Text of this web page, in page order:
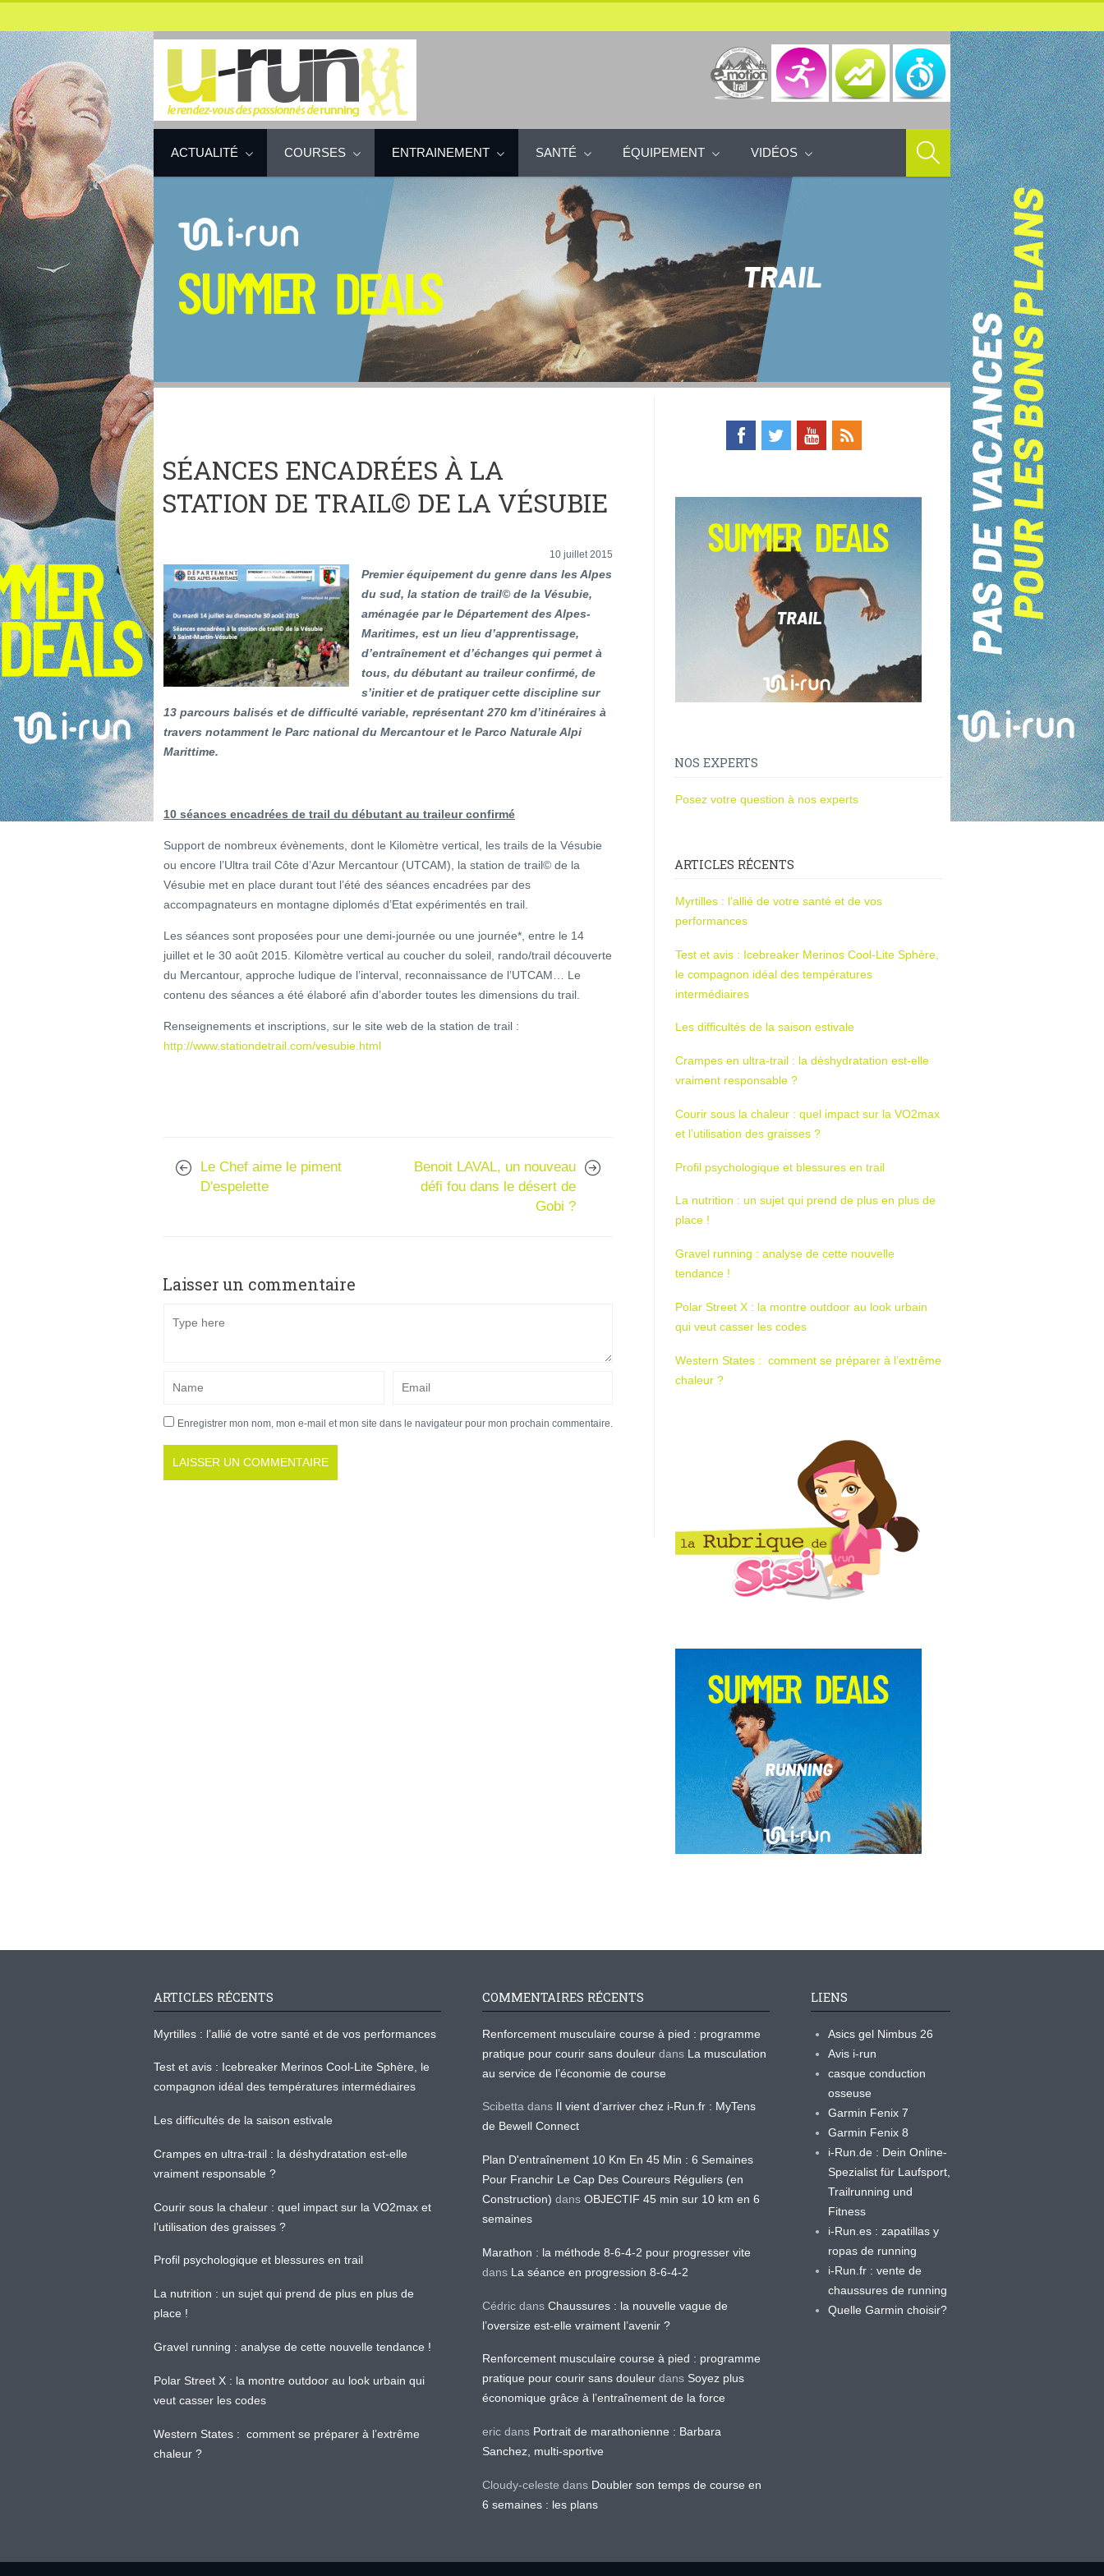
ACTUALITÉ COURSES ENTRAINEMENT SANTÉ ÉQUIPEMENT VIDÉOS
SÉANCES ENCADRÉES À LA
STATION DE TRAIL© DE LA VÉSUBIE
10 juillet 2015
Premier équipement du genre dans les Alpes
du sud, la station de trail© de la Vésubie,
aménagée par le Département des Alpes-
Maritimes, est un lieu d’apprentissage,
d’entraînement et d’échanges qui permet à
tous, du débutant au traileur confirmé, de
s’initier et de pratiquer cette discipline sur
13 parcours balisés et de difficulté variable, représentant 270 km d’itinéraires à
travers notamment le Parc national du Mercantour et le Parco Naturale Alpi
Marittime.
10 séances encadrées de trail du débutant au traileur confirmé
Support de nombreux évènements, dont le Kilomètre vertical, les trails de la Vésubie
ou encore l’Ultra trail Côte d’Azur Mercantour (UTCAM), la station de trail© de la
Vésubie met en place durant tout l’été des séances encadrées par des
accompagnateurs en montagne diplomés d’Etat expérimentés en trail.
Les séances sont proposées pour une demi-journée ou une journée*, entre le 14
juillet et le 30 août 2015. Kilomètre vertical au coucher du soleil, rando/trail découverte
du Mercantour, approche ludique de l’interval, reconnaissance de l’UTCAM… Le
contenu des séances a été élaboré afin d’aborder toutes les dimensions du trail.
Renseignements et inscriptions, sur le site web de la station de trail :
http://www.stationdetrail.com/vesubie.html
Le Chef aime le piment
D'espelette
Benoit LAVAL, un nouveau
défi fou dans le désert de
Gobi ?
Laisser un commentaire
Enregistrer mon nom, mon e-mail et mon site dans le navigateur pour mon prochain commentaire.
NOS EXPERTS
Posez votre question à nos experts
ARTICLES RÉCENTS
Myrtilles : l’allié de votre santé et de vos
performances
Test et avis : Icebreaker Merinos Cool-Lite Sphère,
le compagnon idéal des températures
intermédiaires
Les difficultés de la saison estivale
Crampes en ultra-trail : la déshydratation est-elle
vraiment responsable ?
Courir sous la chaleur : quel impact sur la VO2max
et l’utilisation des graisses ?
Profil psychologique et blessures en trail
La nutrition : un sujet qui prend de plus en plus de
place !
Gravel running : analyse de cette nouvelle
tendance !
Polar Street X : la montre outdoor au look urbain
qui veut casser les codes
Western States : comment se préparer à l’extrême
chaleur ?
ARTICLES RÉCENTS
Myrtilles : l’allié de votre santé et de vos performances
Test et avis : Icebreaker Merinos Cool-Lite Sphère, le
compagnon idéal des températures intermédiaires
Les difficultés de la saison estivale
Crampes en ultra-trail : la déshydratation est-elle
vraiment responsable ?
Courir sous la chaleur : quel impact sur la VO2max et
l’utilisation des graisses ?
Profil psychologique et blessures en trail
La nutrition : un sujet qui prend de plus en plus de
place !
Gravel running : analyse de cette nouvelle tendance !
Polar Street X : la montre outdoor au look urbain qui
veut casser les codes
Western States : comment se préparer à l’extrême
chaleur ?
COMMENTAIRES RÉCENTS
Renforcement musculaire course à pied : programme
pratique pour courir sans douleur dans La musculation
au service de l’économie de course
Scibetta dans Il vient d’arriver chez i-Run.fr : MyTens
de Bewell Connect
Plan D'entraînement 10 Km En 45 Min : 6 Semaines
Pour Franchir Le Cap Des Coureurs Réguliers (en
Construction) dans OBJECTIF 45 min sur 10 km en 6
semaines
Marathon : la méthode 8-6-4-2 pour progresser vite
dans La séance en progression 8-6-4-2
Cédric dans Chaussures : la nouvelle vague de
l’oversize est-elle vraiment l’avenir ?
Renforcement musculaire course à pied : programme
pratique pour courir sans douleur dans Soyez plus
économique grâce à l’entraînement de la force
eric dans Portrait de marathonienne : Barbara
Sanchez, multi-sportive
Cloudy-celeste dans Doubler son temps de course en
6 semaines : les plans
LIENS
Asics gel Nimbus 26
Avis i-run
casque conduction
osseuse
Garmin Fenix 7
Garmin Fenix 8
i-Run.de : Dein Online-
Spezialist für Laufsport,
Trailrunning und
Fitness
i-Run.es : zapatillas y
ropas de running
i-Run.fr : vente de
chaussures de running
Quelle Garmin choisir?